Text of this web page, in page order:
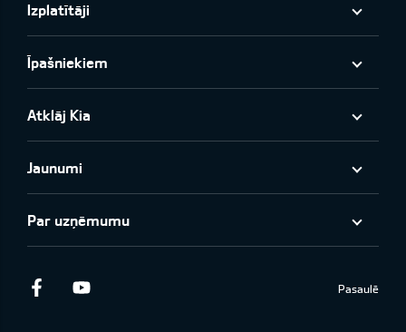
Izplatītāji
Īpašniekiem
Atklāj Kia
Jaunumi
Par uzņēmumu
Facebook Pasaulē